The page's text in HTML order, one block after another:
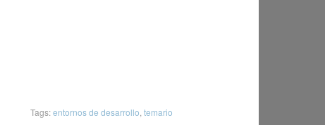
Tags:entornos de desarrollo temario